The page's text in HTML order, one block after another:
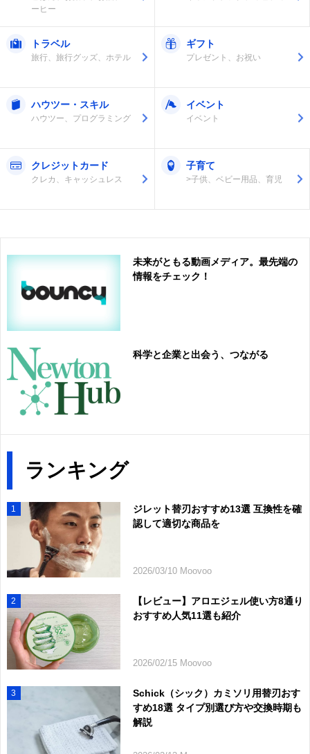
ーヒー
トラベル
旅行、旅行グッズ、ホテル
ギフト
プレゼント、お祝い
ハウツー・スキル
ハウツー、プログラミング
イベント
イベント
クレジットカード
クレカ、キャッシュレス
子育て
>子供、ベビー用品、育児
未来がともる動画メディア。最先端の
情報をチェック！
科学と企業と出会う、つながる
ランキング
1
ジレット替刃おすすめ13選 互換性を確
認して適切な商品を
2026/03/10 Moovoo
2
【レビュー】アロエジェル使い方8通り
おすすめ人気11選も紹介
2026/02/15 Moovoo
3
Schick（シック）カミソリ用替刃おす
すめ18選 タイプ別選び方や交換時期も
解説